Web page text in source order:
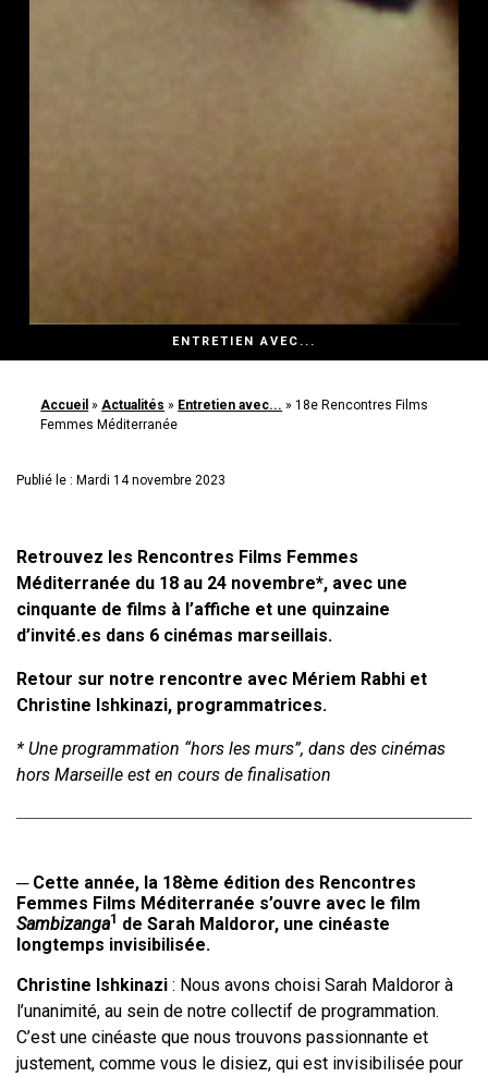
ENTRETIEN AVEC...
Accueil »Actualités » Entretien avec... »18e Rencontres Films
Femmes Méditerranée
Publié le : Mardi 14 novembre 2023
Retrouvez les Rencontres Films Femmes
Méditerranée du 18 au 24 novembre*, avec une
cinquante de films à l’affiche et une quinzaine
d’invité.es dans 6 cinémas marseillais.
Retour sur notre rencontre avec Mériem Rabhi et
Christine Ishkinazi, programmatrices.
* Une programmation “hors les murs”, dans des cinémas
hors Marseille est en cours de finalisation
─ Cette année, la 18ème édition des Rencontres
Femmes Films Méditerranée s’ouvre avec le film
Sambizanga1 de Sarah Maldoror, une cinéaste
longtemps invisibilisée.
Christine Ishkinazi : Nous avons choisi Sarah Maldoror à
l’unanimité, au sein de notre collectif de programmation.
C’est une cinéaste que nous trouvons passionnante et
justement, comme vous le disiez, qui est invisibilisée pour